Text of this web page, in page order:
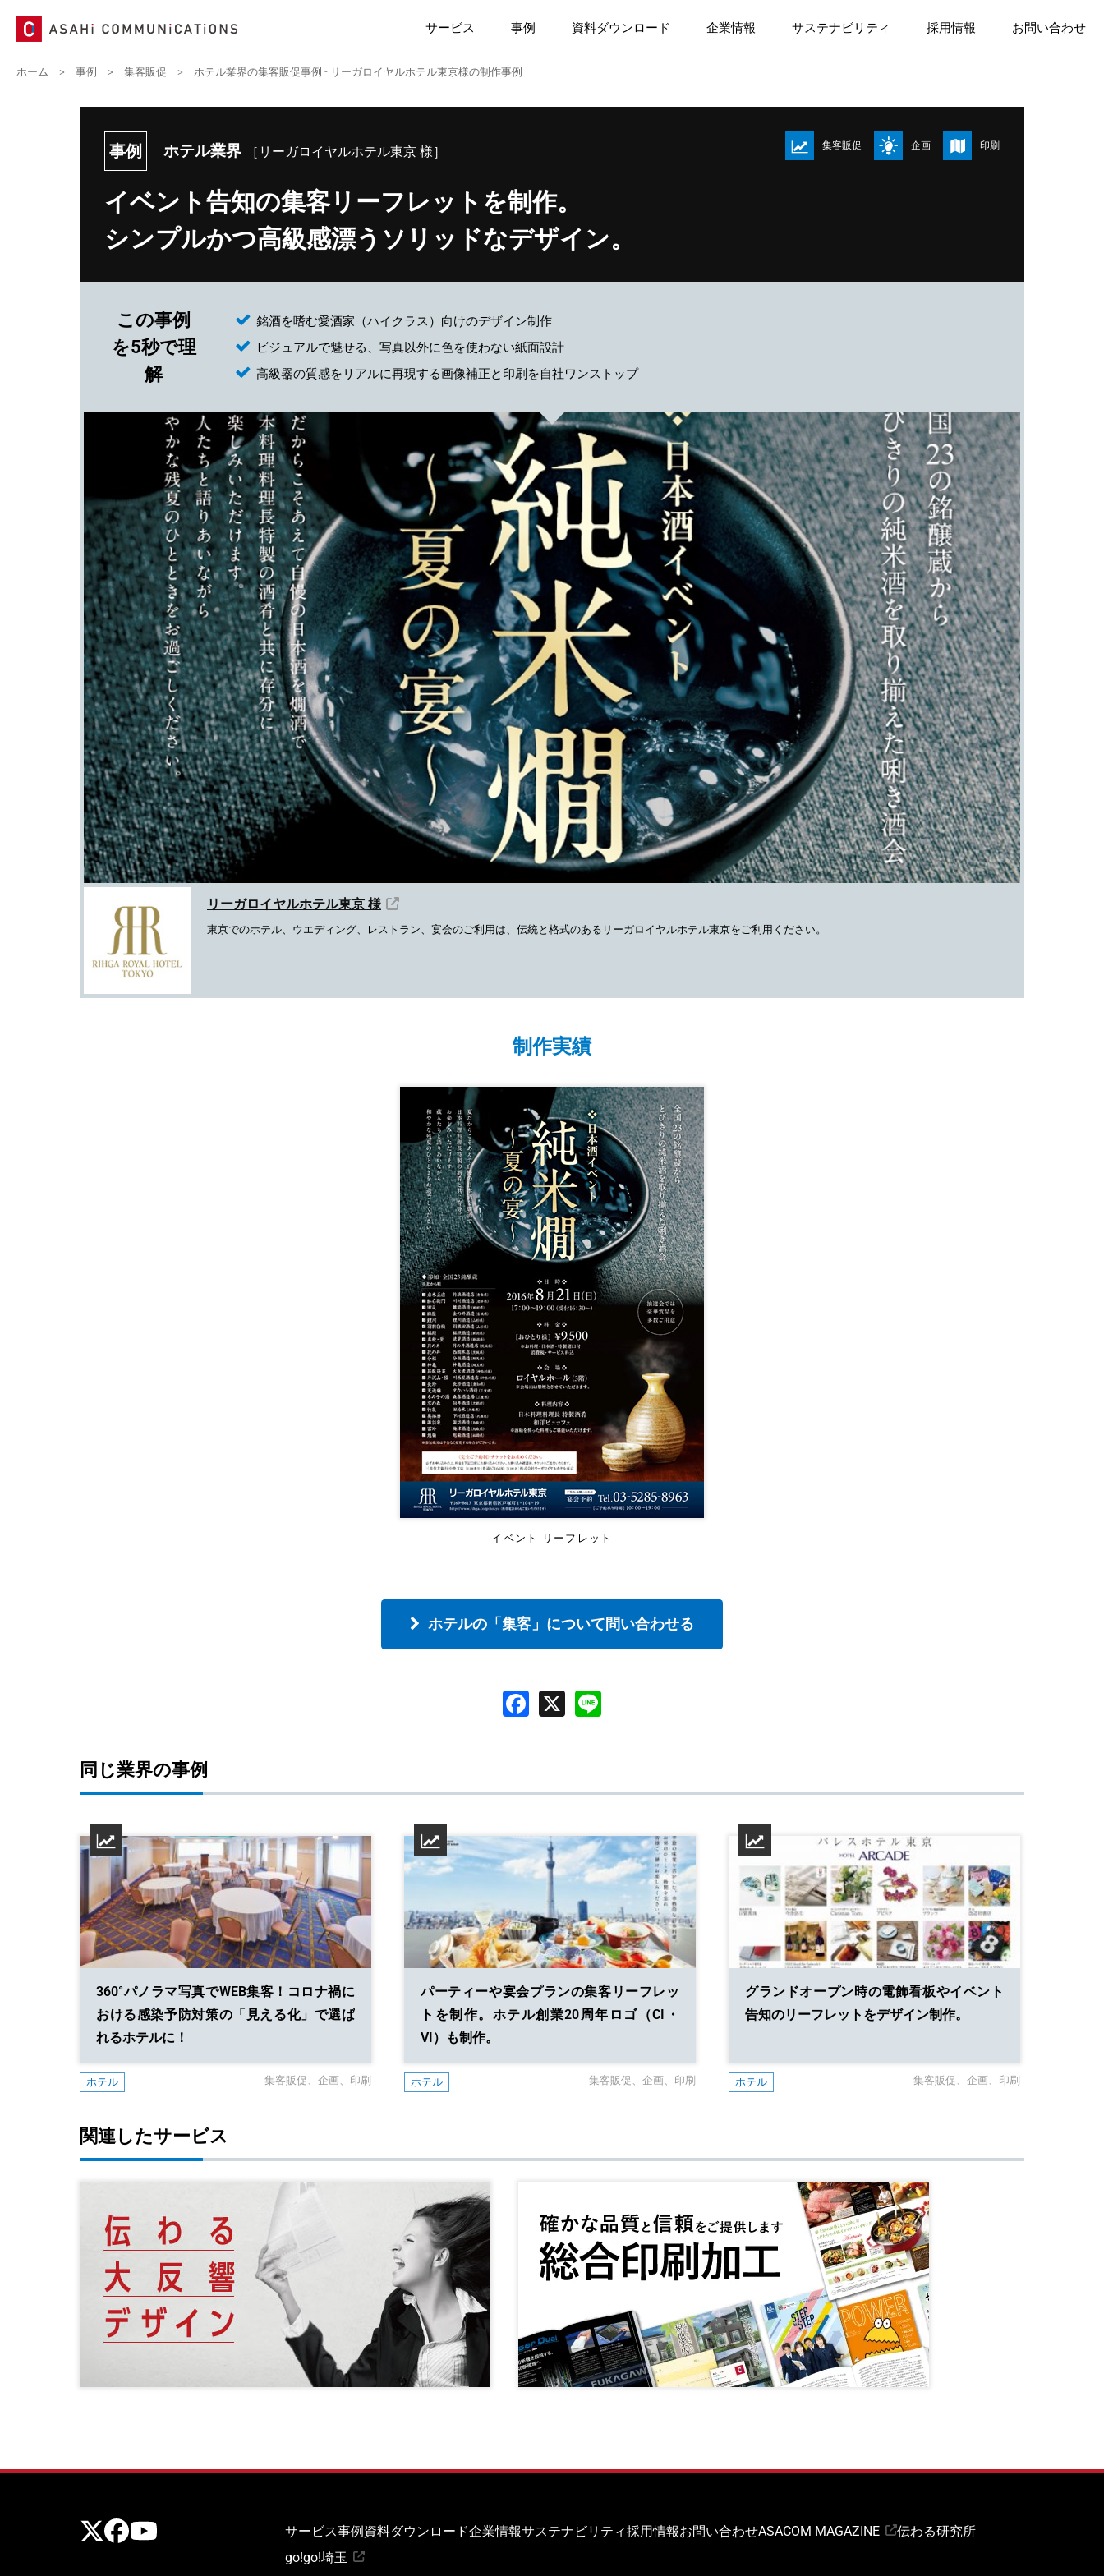
サービス 事例 資料ダウンロード 企業情報 サステナビリティ 採用情報 お問い合わせ
ホーム > 事例 > 集客販促 > ホテル業界の集客販促事例 - リーガロイヤルホテル東京様の制作事例
事例 ホテル業界 ［リーガロイヤルホテル東京 様］ 集客販促 企画 印刷
イベント告知の集客リーフレットを制作。
シンプルかつ高級感漂うソリッドなデザイン。
この事例
を5秒で理
解
銘酒を嗜む愛酒家（ハイクラス）向けのデザイン制作
ビジュアルで魅せる、写真以外に色を使わない紙面設計
高級器の質感をリアルに再現する画像補正と印刷を自社ワンストップ
リーガロイヤルホテル東京 様
東京でのホテル、ウエディング、レストラン、宴会のご利用は、伝統と格式のあるリーガロイヤルホテル東京をご利用ください。
制作実績
イベント リーフレット
ホテルの「集客」について問い合わせる
同じ業界の事例
360°パノラマ写真でWEB集客！ コロナ禍に
おける感染予防対策の「見える化」で選ば
れるホテルに！
ホテル 集客販促 企画 印刷
パーティーや宴会プランの集客リーフレッ
トを制作。 ホテル創業20周年ロゴ（CI・
VI）も制作。
ホテル 集客販促 企画 印刷
グランドオープン時の電飾看板やイベント
告知のリーフレットをデザイン制作。
ホテル 集客販促 企画 印刷
関連したサービス
公式X公式Facebook
公式Youtubeチャンネル
サービス事例 資料ダウンロード企業情報サステナビリティ採用情報お問い合わせASACOM MAGAZINE
伝わる研究所
go!go!埼玉